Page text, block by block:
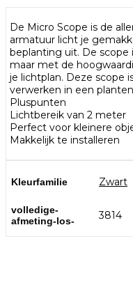
De Micro Scope is de
armatuur licht je
beplanting uit. De
maar met de
je lichtplan. Deze scope
verwerken in een
Pluspunten
Lichtbereik van 2 meter
Perfect voor kleinere
Makkelijk te installeren
Kleurfamilie Zwart
volledige-
afmeting-los-
3814